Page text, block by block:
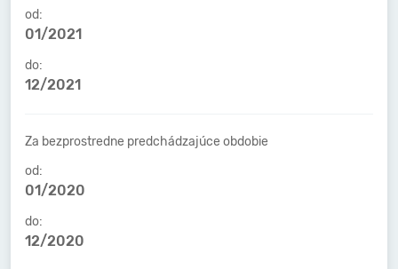
od:
01/2021
do:
12/2021
Za bezprostredne predchádzajúce obdobie
od:
01/2020
do:
12/2020